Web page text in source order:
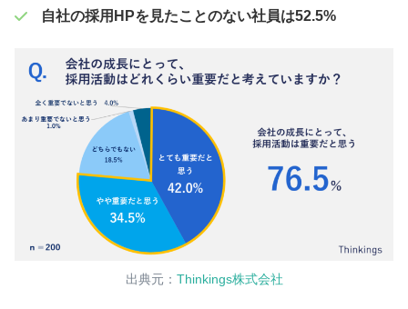
自社の採用HPを見たことのない社員は52.5%
出典元： Thinkings株式会社